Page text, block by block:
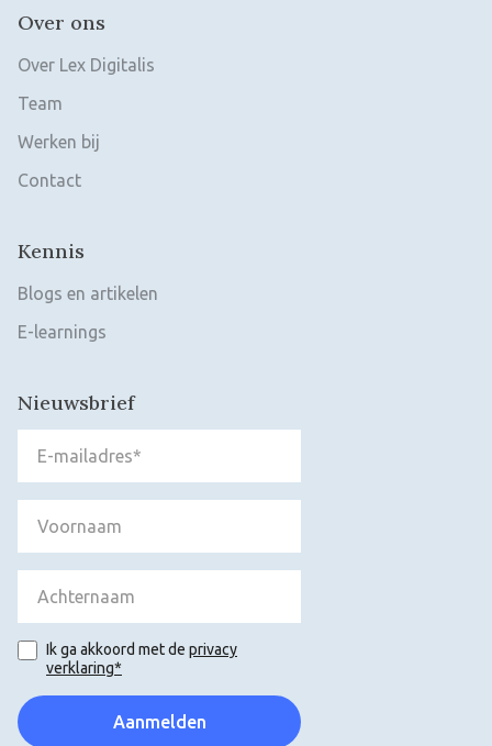
Over ons
Over Lex Digitalis
Team
Werken bij
Contact
Kennis
Blogs en artikelen
E-learnings
Nieuwsbrief
Ik ga akkoord met de privacy
verklaring*